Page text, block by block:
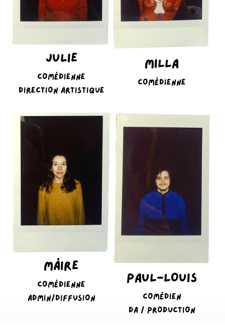
JULIE
COMÉDIENNE
DIRECTION ARTISTIQUE
MILLA
COMÉDIENNE
MÁIRE
COMÉDIENNE
ADMIN/DIFFUSION
PAUL-LOUIS
COMÉDIEN
DA / PRODUCTION